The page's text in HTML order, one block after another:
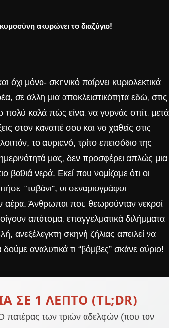
ακυρώνει το διαζύγιο!
όχι μόνο- σκηνικό παίρνει κυριολεκτικά
σε άλλη μια αποκλειστικότητα εδώ, στις
καλά πώς είναι να γυρνάς σπίτι μετά
στον καναπέ σου και να χαθείς στις
το αυριανό, τρίτο επεισόδιο της
μας, δεν προσφέρει απλώς μια
βαθιά νερά. Εκεί που νομίζαμε ότι οι
“ταβάνι”, οι σεναριογράφοι
αέρα. Άνθρωποι που θεωρούνταν νεκροί
απότομα, επαγγελματικά διλήμματα
ανεξέλεγκτη σκηνή ζήλιας απειλεί να
αναλυτικά τι “βόμβες” σκάνε αύριο!
ΣΕ 1 ΛΕΠΤΌ (TL;DR)
πατέρας των τριών αδελφών (που τον